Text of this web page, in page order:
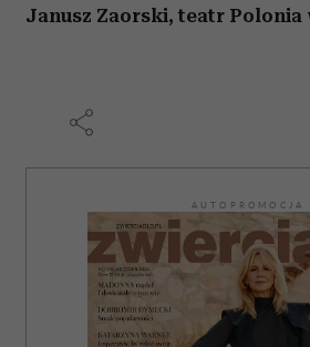
Janusz Zaorski, teatr Polonia
AUTOPROMOCJA